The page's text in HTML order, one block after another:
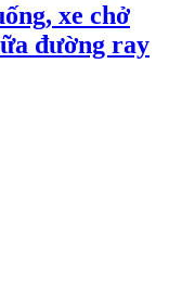
xe chở
đường ray